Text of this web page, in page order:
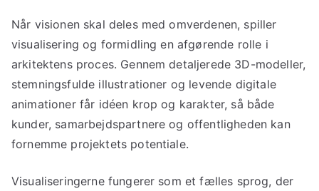
Når visionen skal deles med omverdenen, spiller
visualisering og formidling en afgørende rolle i
arkitektens proces. Gennem detaljerede 3D-modeller,
stemningsfulde illustrationer og levende digitale
animationer får idéen krop og karakter, så både
kunder, samarbejdspartnere og offentligheden kan
fornemme projektets potentiale.
Visualiseringerne fungerer som et fælles sprog, der